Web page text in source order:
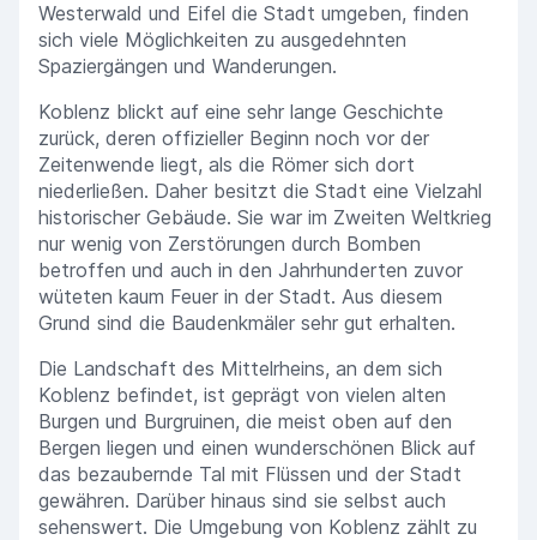
Westerwald und Eifel die Stadt umgeben, finden
sich viele Möglichkeiten zu ausgedehnten
Spaziergängen und Wanderungen.
Koblenz blickt auf eine sehr lange Geschichte
zurück, deren offizieller Beginn noch vor der
Zeitenwende liegt, als die Römer sich dort
niederließen. Daher besitzt die Stadt eine Vielzahl
historischer Gebäude. Sie war im Zweiten Weltkrieg
nur wenig von Zerstörungen durch Bomben
betroffen und auch in den Jahrhunderten zuvor
wüteten kaum Feuer in der Stadt. Aus diesem
Grund sind die Baudenkmäler sehr gut erhalten.
Die Landschaft des Mittelrheins, an dem sich
Koblenz befindet, ist geprägt von vielen alten
Burgen und Burgruinen, die meist oben auf den
Bergen liegen und einen wunderschönen Blick auf
das bezaubernde Tal mit Flüssen und der Stadt
gewähren. Darüber hinaus sind sie selbst auch
sehenswert. Die Umgebung von Koblenz zählt zu